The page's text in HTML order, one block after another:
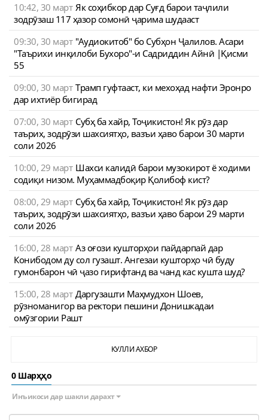
10:42, 30 март Як соҳибкор дар Суғд барои таҷлили
зодрӯзаш 117 ҳазор сомонӣ ҷарима шудааст
09:30, 30 март "Аудиокитоб" бо Субҳон Ҷалилов. Асари
"Таърихи инқилоби Бухоро"-и Садриддин Айнӣ |Қисми
55
09:00, 30 март Трамп гуфтааст, ки мехоҳад нафти Эронро
дар ихтиёр бигирад
07:00, 30 март Субҳ ба хайр, Тоҷикистон! Як рӯз дар
таърих, зодрӯзи шахсиятҳо, вазъи ҳаво барои 30 марти
соли 2026
10:00, 29 март Шахси калидӣ барои музокирот ё ходими
содиқи низом. Муҳаммадбоқир Қолибоф кист?
08:00, 29 март Субҳ ба хайр, Тоҷикистон! Як рӯз дар
таърих, зодрӯзи шахсиятҳо, вазъи ҳаво барои 29 марти
соли 2026
16:00, 28 март Аз оғози кушторҳои пайдарпай дар
Конибодом ду сол гузашт. Ангезаи кушторҳо чӣ буду
гумонбарон чӣ ҷазо гирифтанд ва чанд кас кушта шуд?
15:00, 28 март Даргузашти Маҳмудхон Шоев,
рӯзноманигор ва ректори пешини Донишкадаи
омӯзгории Рашт
КУЛЛИ АХБОР
0 Шарҳҳо
Инъикоси дар шакли дарахт